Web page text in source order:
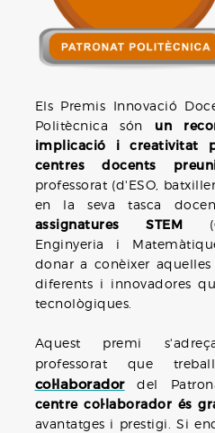
Els Premis Innovació
Politècnica són un
implicació i creativitat
centres docents
professorat (d'ESO,
en la seva tasca
assignatures STEM
Enginyeria i
donar a conèixer
diferents i innovadores
tecnològiques.
Aquest premi
professorat que
col·laboradordel
centre col·laborador és
avantatges i prestigi. Si